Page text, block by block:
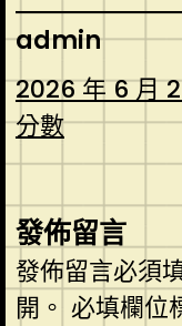
admin
2026 年 6 月
分數
發佈留言
發佈留言必須
開。 必填欄位